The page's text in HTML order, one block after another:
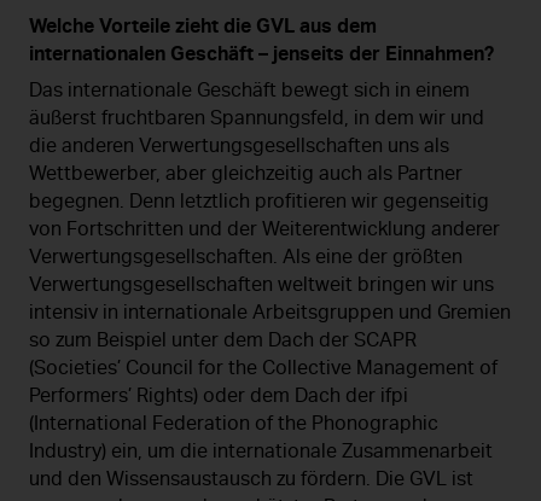
Welche Vorteile zieht die GVL aus dem
internationalen Geschäft – jenseits der Einnahmen?
Das internationale Geschäft bewegt sich in einem
äußerst fruchtbaren Spannungsfeld, in dem wir und
die anderen Verwertungsgesellschaften uns als
Wettbewerber, aber gleichzeitig auch als Partner
begegnen. Denn letztlich profitieren wir gegenseitig
von Fortschritten und der Weiterentwicklung anderer
Verwertungsgesellschaften. Als eine der größten
Verwertungsgesellschaften weltweit bringen wir uns
intensiv in internationale Arbeitsgruppen und Gremien
so zum Beispiel unter dem Dach der SCAPR
(Societies’ Council for the Collective Management of
Performers’ Rights) oder dem Dach der ifpi
(International Federation of the Phonographic
Industry) ein, um die internationale Zusammenarbeit
und den Wissensaustausch zu fördern. Die GVL ist